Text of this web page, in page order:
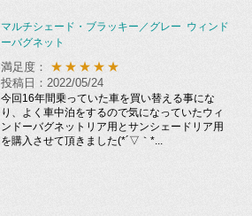
マルチシェード・ブラッキー／グレー ウィンド
ーバグネット
満足度： ★★★★★
投稿日：2022/05/24
今回16年間乗っていた車を買い替える事にな
り、よく車中泊をするので気になっていたウィ
ンドーバグネットリア用とサンシェードリア用
を購入させて頂きました(*´▽｀*...